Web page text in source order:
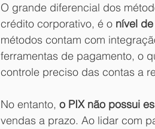
O grande diferencial dos
crédito corporativo, é o nível
métodos contam com
ferramentas de pagamento, o
controle preciso das contas a
No entanto, o PIX não possui
vendas a prazo. Ao lidar com